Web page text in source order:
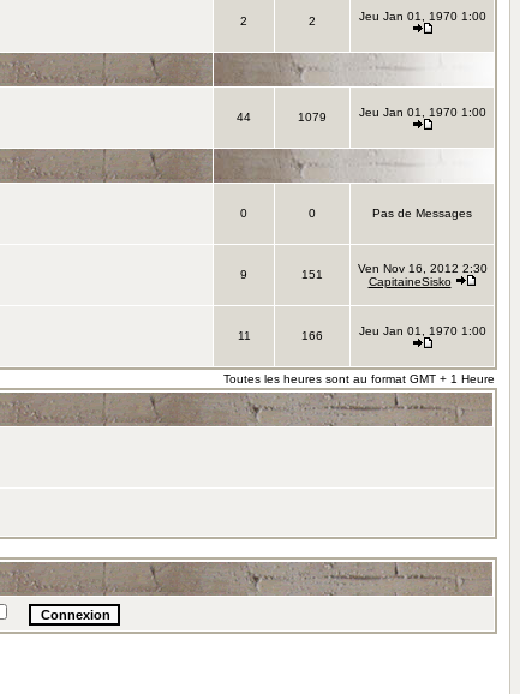
2 2 Jeu Jan 01, 1970 1:00
44 1079 Jeu Jan 01, 1970 1:00
0 0 Pas de Messages
9 151
Ven Nov 16, 2012 2:30
CapitaineSisko
11 166 Jeu Jan 01, 1970 1:00
Toutes les heures sont au format GMT + 1 Heure